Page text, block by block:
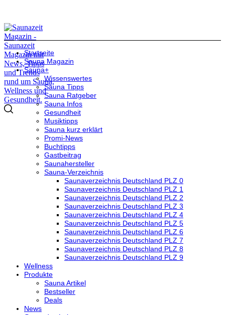
Startseite
Sauna Magazin
Sauna+
Wissenswertes
Sauna Tipps
Sauna Ratgeber
Sauna Infos
Gesundheit
Musiktipps
Sauna kurz erklärt
Promi-News
Buchtipps
Gastbeitrag
Saunahersteller
Sauna-Verzeichnis
Saunaverzeichnis Deutschland PLZ 0
Saunaverzeichnis Deutschland PLZ 1
Saunaverzeichnis Deutschland PLZ 2
Saunaverzeichnis Deutschland PLZ 3
Saunaverzeichnis Deutschland PLZ 4
Saunaverzeichnis Deutschland PLZ 5
Saunaverzeichnis Deutschland PLZ 6
Saunaverzeichnis Deutschland PLZ 7
Saunaverzeichnis Deutschland PLZ 8
Saunaverzeichnis Deutschland PLZ 9
Wellness
Produkte
Sauna Artikel
Bestseller
Deals
News